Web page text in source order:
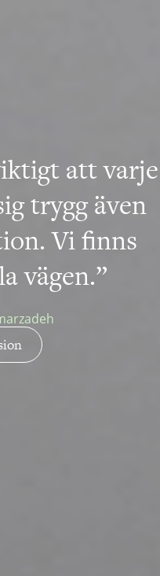
att varje
trygg även
Vi finns
vägen.”